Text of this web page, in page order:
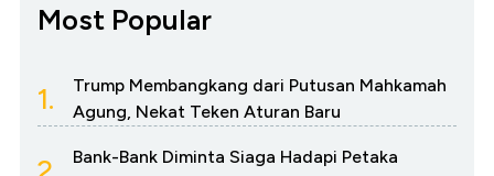
Most Popular
1.
Trump Membangkang dari Putusan Mahkamah
Agung, Nekat Teken Aturan Baru
Bank-Bank Diminta Siaga Hadapi Petaka